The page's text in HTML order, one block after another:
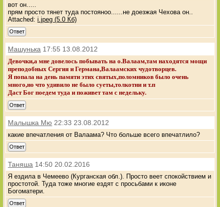
вот он.....
прям просто тянет туда постояноо......не доезжая Чехова он..
Attached:i.jpeg (5.0 Кб)
Ответ
Машунька 17:55 13.08.2012
Девочки,а мне довелось побывать на о.Валаам,там находятся мощи
преподобных Сергия и Германа,Валаамских чудотворцев.
Я попала на день памяти этих святых,поломников было очень
много,но что удивило не было суеты,толкотни и т.п
Даст Бог поедем туда и поживет там с недельку.
Ответ
Малышка Мю 22:33 23.08.2012
какие впечатления от Валаама? Что больше всего впечатлило?
Ответ
Таняша 14:50 20.02.2016
Я ездила в Чемеево (Курганская обл.). Просто веет спокойствием и
простотой. Туда тоже многие ездят с просьбами к иконе
Богоматери.
Ответ